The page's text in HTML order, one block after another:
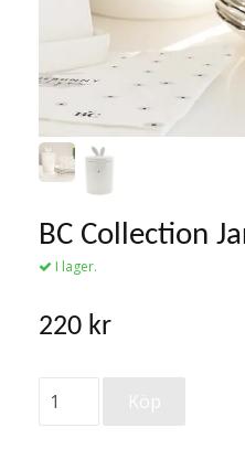
BC Collection
I lager.
220 kr